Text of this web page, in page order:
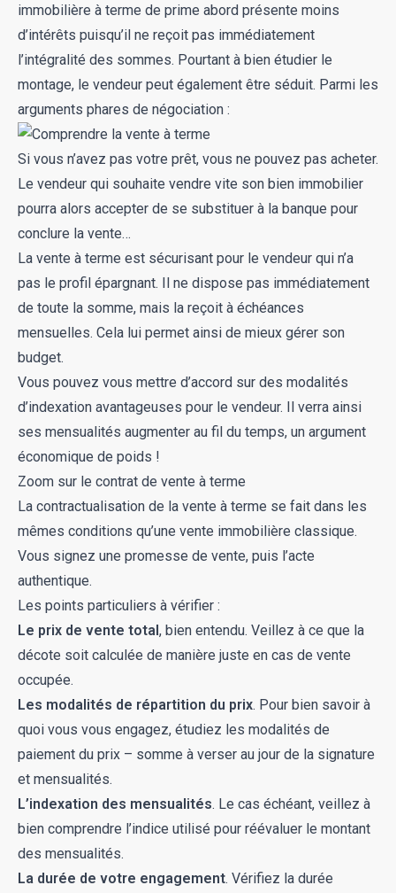
immobilière à terme de prime abord présente moins
d’intérêts puisqu’il ne reçoit pas immédiatement
l’intégralité des sommes. Pourtant à bien étudier le
montage, le vendeur peut également être séduit. Parmi les
arguments phares de négociation :
Si vous n’avez pas votre prêt, vous ne pouvez pas acheter.
Le vendeur qui souhaite vendre vite son bien immobilier
pourra alors accepter de se substituer à la banque pour
conclure la vente…
La vente à terme est sécurisant pour le vendeur qui n’a
pas le profil épargnant. Il ne dispose pas immédiatement
de toute la somme, mais la reçoit à échéances
mensuelles. Cela lui permet ainsi de mieux gérer son
budget.
Vous pouvez vous mettre d’accord sur des modalités
d’indexation avantageuses pour le vendeur. Il verra ainsi
ses mensualités augmenter au fil du temps, un argument
économique de poids !
Zoom sur le contrat de vente à terme
La contractualisation de la vente à terme se fait dans les
mêmes conditions qu’une vente immobilière classique.
Vous signez une promesse de vente, puis l’acte
authentique.
Les points particuliers à vérifier :
Le prix de vente total, bien entendu. Veillez à ce que la
décote soit calculée de manière juste en cas de vente
occupée.
Les modalités de répartition du prix. Pour bien savoir à
quoi vous vous engagez, étudiez les modalités de
paiement du prix – somme à verser au jour de la signature
et mensualités.
L’indexation des mensualités. Le cas échéant, veillez à
bien comprendre l’indice utilisé pour réévaluer le montant
des mensualités.
La durée de votre engagement. Vérifiez la durée